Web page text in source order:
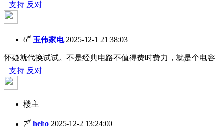
支持 反对
6# 玉伟家电2025-12-1 21:38:03
怀疑就代换试试。不是经典电路不值得费时费力，就是个电容
支持 反对
楼主
7# heho 2025-12-2 13:24:00